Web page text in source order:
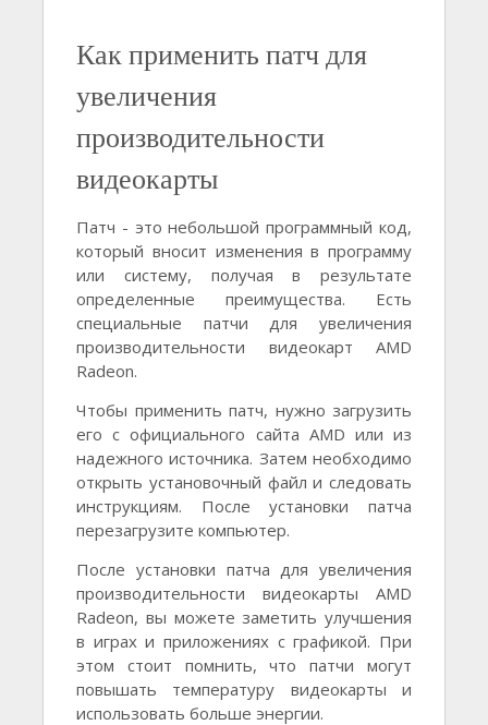
Как применить патч для
увеличения
производительности
видеокарты
Патч - это небольшой программный код,
который вносит изменения в программу
или систему, получая в результате
определенные преимущества. Есть
специальные патчи для увеличения
производительности видеокарт AMD
Radeon.
Чтобы применить патч, нужно загрузить
его с официального сайта AMD или из
надежного источника. Затем необходимо
открыть установочный файл и следовать
инструкциям. После установки патча
перезагрузите компьютер.
После установки патча для увеличения
производительности видеокарты AMD
Radeon, вы можете заметить улучшения
в играх и приложениях с графикой. При
этом стоит помнить, что патчи могут
повышать температуру видеокарты и
использовать больше энергии.